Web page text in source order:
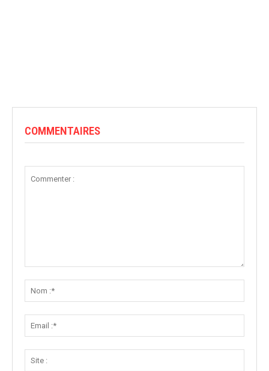
COMMENTAIRES